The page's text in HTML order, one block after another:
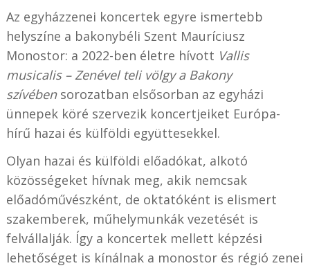
Az egyházzenei koncertek egyre ismertebb
helyszíne a bakonybéli Szent Mauríciusz
Monostor: a 2022-ben életre hívott Vallis
musicalis – Zenével teli völgy a Bakony
szívébensorozatban elsősorban az egyházi
ünnepek köré szervezik koncertjeiket Európa-
hírű hazai és külföldi együttesekkel.
Olyan hazai és külföldi előadókat, alkotó
közösségeket hívnak meg, akik nemcsak
előadóművészként, de oktatóként is elismert
szakemberek, műhelymunkák vezetését is
felvállalják. Így a koncertek mellett képzési
lehetőséget is kínálnak a monostor és régió zenei